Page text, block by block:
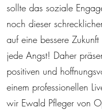
sollte das soziale
noch dieser
auf eine bessere
jede Angst! Daher
positiven und
einem professionellen
wir Ewald Pfleger von